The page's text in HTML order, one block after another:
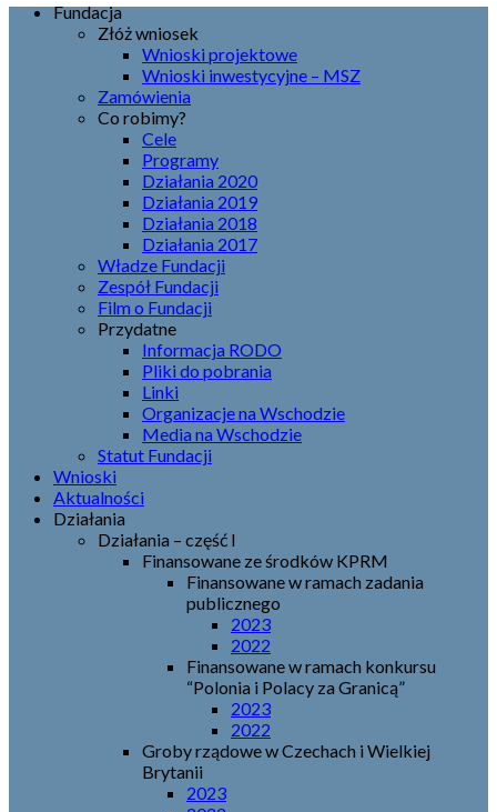
Fundacja
Złóż wniosek
Wnioski projektowe
Wnioski inwestycyjne – MSZ
Zamówienia
Co robimy?
Cele
Programy
Działania 2020
Działania 2019
Działania 2018
Działania 2017
Władze Fundacji
Zespół Fundacji
Film o Fundacji
Przydatne
Informacja RODO
Pliki do pobrania
Linki
Organizacje na Wschodzie
Media na Wschodzie
Statut Fundacji
Wnioski
Aktualności
Działania
Działania – część I
Finansowane ze środków KPRM
Finansowane w ramach zadania
publicznego
2023
2022
Finansowane w ramach konkursu
“Polonia i Polacy za Granicą”
2023
2022
Groby rządowe w Czechach i Wielkiej
Brytanii
2023